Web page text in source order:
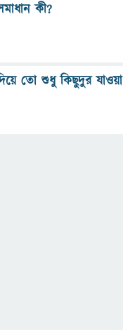
কী?
তো শুধু কিছুদুর যাওয়া